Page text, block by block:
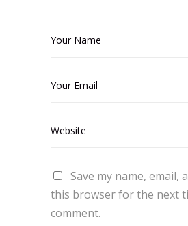
Save my name, email,
this browser for the next
comment.